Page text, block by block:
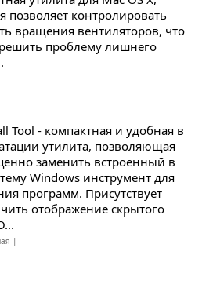
позволяет контролировать
вращения вентиляторов, что
проблему лишнего
Tool - компактная и удобная в
утилита, позволяющая
заменить встроенный в
Windows инструмент для
программ. Присутствует
отображение скрытого
|